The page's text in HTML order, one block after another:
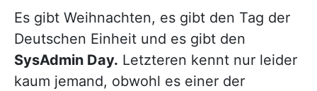
Es gibt Weihnachten, es gibt den Tag der
Deutschen Einheit und es gibt den
SysAdmin Day. Letzteren kennt nur leider
kaum jemand, obwohl es einer der